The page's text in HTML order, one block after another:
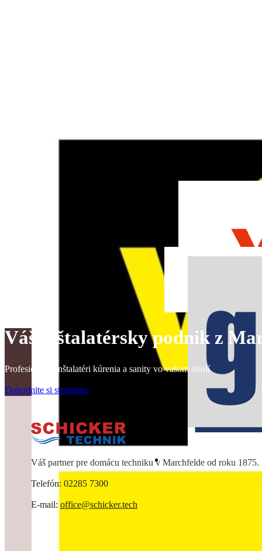
Váš inštalatérsky podnik z
Profesionálni inštalatéri kúrenia a sanity vo vašom okolí
Dohodnite si stretnutie
Váš partner pre domácu techniku v Marchfelde od roku 1875.
Telefón: 02285 7300
E-mail: office@schicker.tech